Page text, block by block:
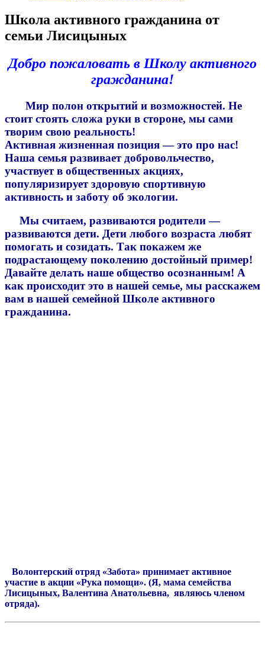
Школа активного гражданина от
семьи Лисицыных
Добро пожаловать в Школу активного
гражданина!
Мир полон открытий и возможностей. Не
стоит стоять сложа руки в стороне, мы сами
творим свою реальность!
Активная жизненная позиция — это про нас!
Наша семья развивает добровольчество,
участвует в общественных акциях,
популяризирует здоровую спортивную
активность и заботу об экологии.
Мы считаем, развиваются родители —
развиваются дети. Дети любого возраста любят
помогать и созидать. Так покажем же
подрастающему поколению достойный пример!
Давайте делать наше общество осознанным! А
как происходит это в нашей семье, мы расскажем
вам в нашей семейной Школе активного
гражданина.
Волонтерский отряд «Забота» принимает активное
участие в акции «Рука помощи». (Я, мама семейства
Лисицыных, Валентина Анатольевна, являюсь членом
отряда).